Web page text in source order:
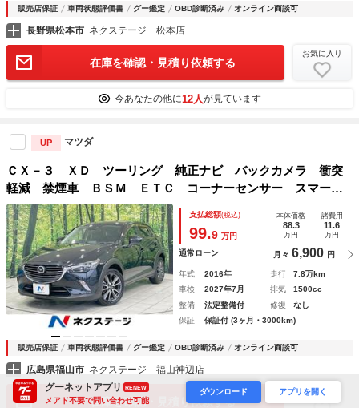
販売店保証 車両状態評価書 グー鑑定 OBD診断済み オンライン商談可
長野県松本市 ネクステージ 松本店
在庫を確認・見積り依頼する
お気に入り
今あなたの他に12人が見ています
UP マツダ
ＣＸ－３ ＸＤ ツーリング 純正ナビ バックカメラ 衝突
軽減 禁煙車 ＢＳＭ ＥＴＣ コーナーセンサー スマート
キー クルーズコントロール ＬＥＤヘッド 純正１８インチ
アルミ Ｂｌｕｅｔｏｏｔｈ ＤＶＤ／ＣＤ再生 フルセグ
支払総額(税込)
99.9 万円
本体価格
88.3
万円
諸費用
11.6
万円
通常ローン 月々 6,900 円
年式 2016年 走行
7.8万km
車検
2027年7月 排気
1500cc
整備
法定整備付 修復
なし
保証
保証付 (3ヶ月・3000km)
販売店保証 車両状態評価書 グー鑑定 OBD診断済み オンライン商談可
広島県福山市 ネクステージ 福山神辺店
在庫を確認・見積り依頼する
お気に入り
グーネットアプリ RENEW
メアド不要で問い合わせ可能
ダウンロード アプリを開く